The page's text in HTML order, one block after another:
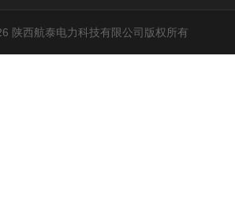
陕西航泰电力科技有限公司版权所有